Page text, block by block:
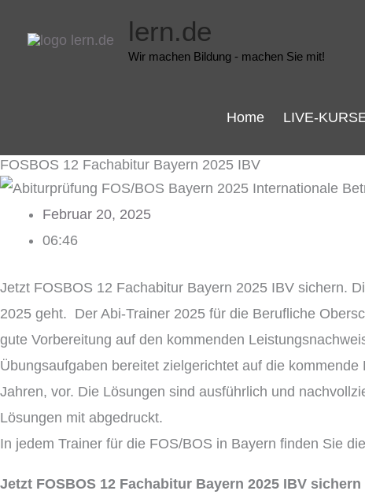
Inhalt
lern.de
Wir machen Bildung - machen Sie mit!
Home LIVE-
FOSBOS 12 Fachabitur Bayern 2025 IBV
Februar 20, 2025
06:46
Jetzt FOSBOS 12 Fachabitur Bayern 2025 IBV sichern.
2025 geht. Der Abi-Trainer 2025 für die Berufliche
gute Vorbereitung auf den kommenden
Übungsaufgaben bereitet zielgerichtet auf die
Jahren, vor. Die Lösungen sind ausführlich und
Lösungen mit abgedruckt.
In jedem Trainer für die FOS/BOS in Bayern finden Sie
Jetzt FOSBOS 12 Fachabitur Bayern 2025 IBV